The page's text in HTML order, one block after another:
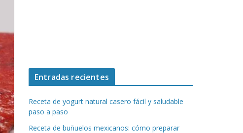
Entradas recientes
Receta de yogurt natural casero fácil y saludable
paso a paso
Receta de buñuelos mexicanos: cómo preparar